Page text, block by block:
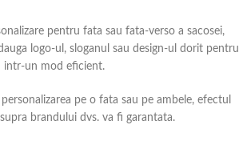
pentru fata sau fata-verso a sacosei,
logo-ul, sloganul sau design-ul dorit pentru
intr-un mod eficient.
pe o fata sau pe ambele, efectul
brandului dvs. va fi garantata.